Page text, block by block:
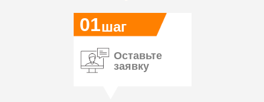
01
Оставьте
заявку
шаг